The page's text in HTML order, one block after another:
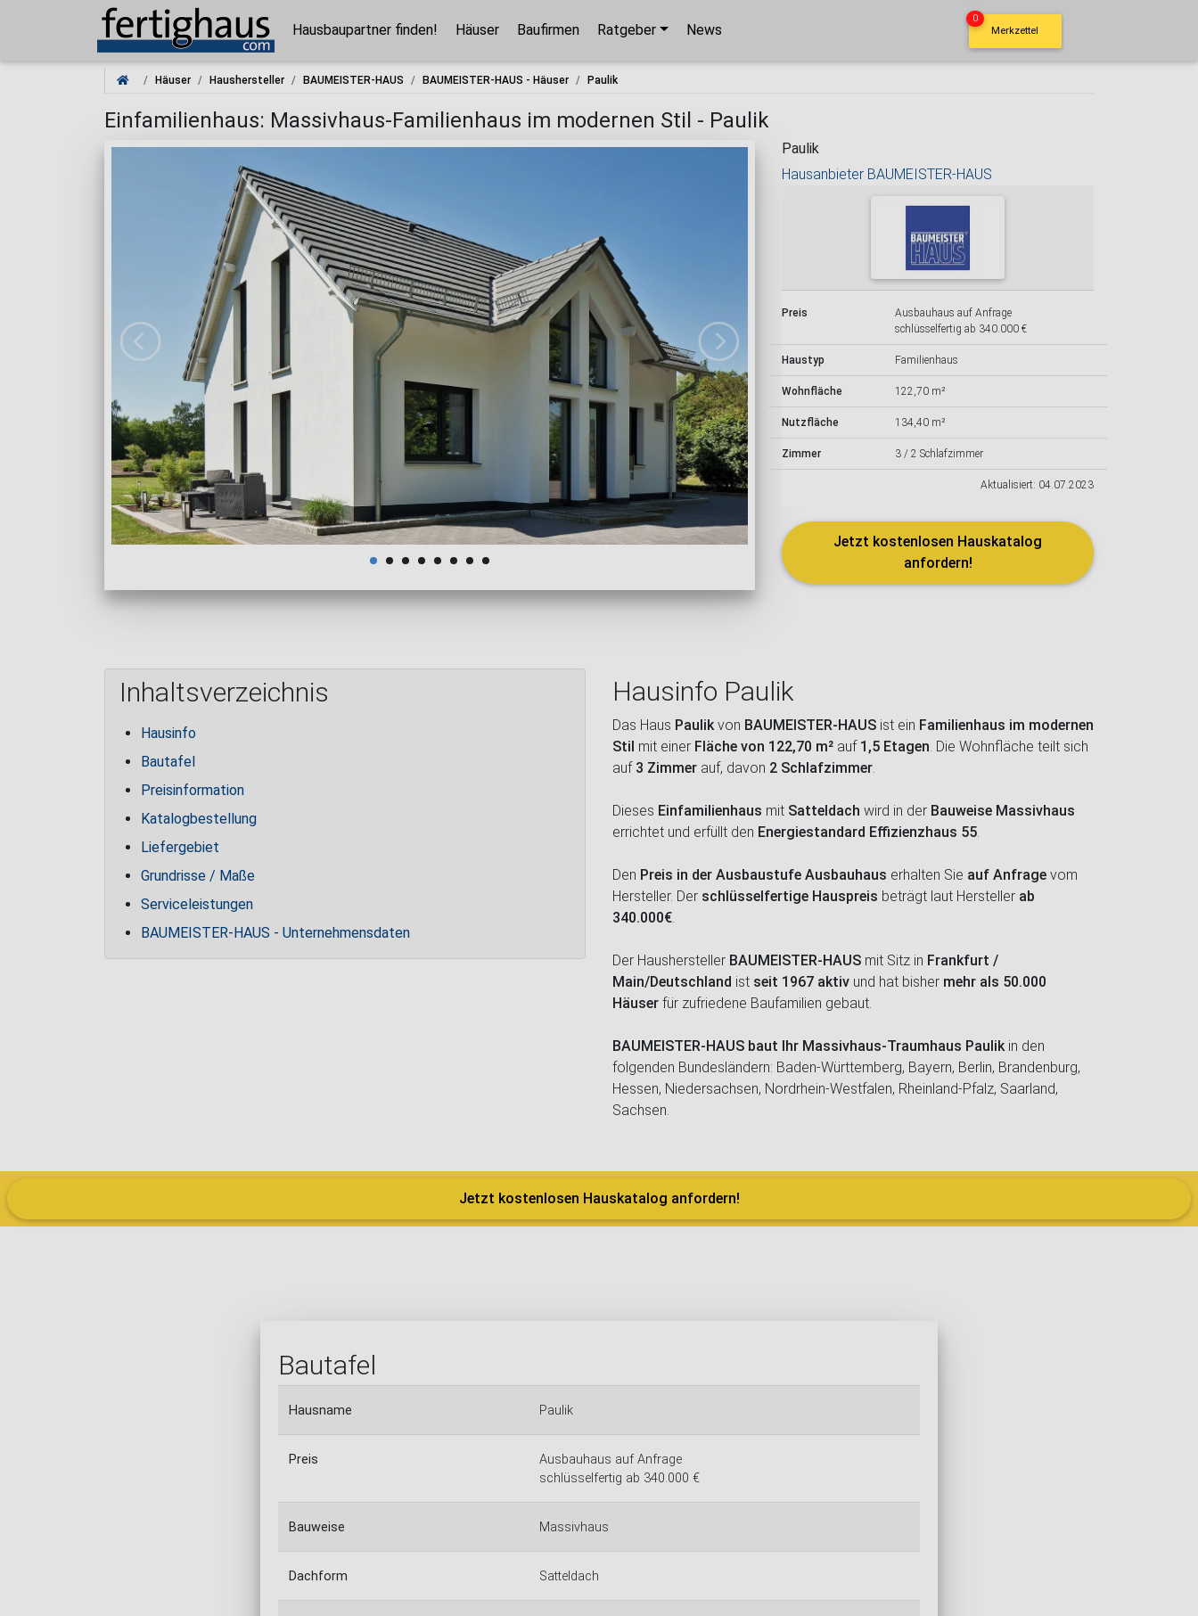
Hausbaupartner finden!
Mit wenigen Klicks hilft Ihnen unser Assistent,
kostenlose Kataloge
zuverlässige Hersteller
Jetzt den Assistenten starten!
schließen
Hausbaupartner finden! Häuser Baufirmen Ratgeber News
Häuser Haushersteller BAUMEISTER-HAUS BAUMEISTER-HAUS - Häuser Paulik
Einfamilienhaus: Massivhaus-Familienhaus im modernen Stil - Paulik
Paulik
Hausanbieter BAUMEISTER-HAUS
Preis
Ausbauhaus auf Anfrage
schlüsselfertig ab 340.000 €
Haustyp Familienhaus
Wohnfläche 122,70 m²
Nutzfläche 134,40 m²
Zimmer 3 / 2 Schlafzimmer
Aktualisiert: 04.07.2023
Jetzt kostenlosen Hauskatalog
anfordern!
Inhaltsverzeichnis
Hausinfo
Bautafel
Preisinformation
Katalogbestellung
Liefergebiet
Grundrisse / Maße
Serviceleistungen
BAUMEISTER-HAUS - Unternehmensdaten
Hausinfo Paulik
Das Haus Paulik von BAUMEISTER-HAUS ist ein Familienhaus im modernen
Stil mit einer Fläche von 122,70 m² auf 1,5 Etagen . Die Wohnfläche teilt sich
auf 3 Zimmer auf, davon 2 Schlafzimmer
Dieses Einfamilienhaus mit Satteldach wird in der Bauweise Massivhaus
errichtet und erfüllt den Energiestandard Effizienzhaus 55
Den Preis in der Ausbaustufe Ausbauhaus erhalten Sie auf Anfrage vom
Hersteller. Der schlüsselfertige Hauspreis beträgt laut Hersteller ab
340.000€
Der Haushersteller BAUMEISTER-HAUS mit Sitz in Frankfurt /
Main/Deutschland ist seit 1967 aktiv und hat bisher mehr als 50.000
Häuser für zufriedene Baufamilien gebaut.
BAUMEISTER-HAUS baut Ihr Massivhaus-Traumhaus Paulik in den
folgenden Bundesländern: Baden-Württemberg, Bayern, Berlin, Brandenburg,
Hessen, Niedersachsen, Nordrhein-Westfalen, Rheinland-Pfalz, Saarland,
Sachsen.
Jetzt kostenlosen Hauskatalog anfordern!
Bautafel
Hausname Paulik
Preis
Ausbauhaus auf Anfrage
schlüsselfertig ab 340.000 €
Bauweise Massivhaus
Dachform Satteldach
Merkzettel
0